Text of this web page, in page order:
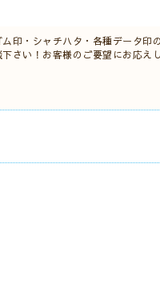
印・シャチハタ・各種データ印の
さい！お客様のご要望にお応えし